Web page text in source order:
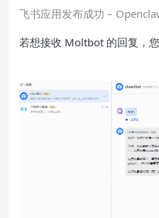
飞书应用发布成功 –
若想接收 Moltbot 的回复，